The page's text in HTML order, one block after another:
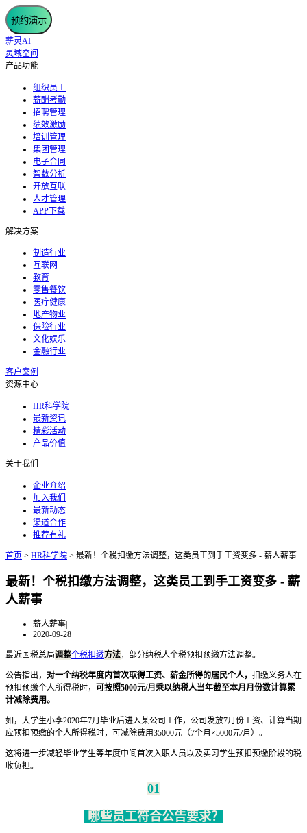
预约演示
薪灵AI
灵域空间
产品功能
组织员工
薪酬考勤
招聘管理
绩效激励
培训管理
集团管理
电子合同
智数分析
开放互联
人才管理
APP下载
解决方案
制造行业
互联网
教育
零售餐饮
医疗健康
地产物业
保险行业
文化娱乐
金融行业
客户案例
资源中心
HR科学院
最新资讯
精彩活动
产品价值
关于我们
企业介绍
加入我们
最新动态
渠道合作
推荐有礼
首页 > HR科学院 > 最新！个税扣缴方法调整，这类员工到手工资变多 - 薪人薪事
最新！个税扣缴方法调整，这类员工到手工资变多 - 薪
人薪事
薪人薪事|
2020-09-28
最近国税总局调整个税扣缴方法，部分纳税人个税预扣预缴方法调整。
公告指出， 对一个纳税年度内首次取得工资、薪金所得的居民个人， 扣缴义务人在
预扣预缴个人所得税时， 可按照5000元/月乘以纳税人当年截至本月月份数计算累
计减除费用。
如，大学生小李2020年7月毕业后进入某公司工作，公司发放7月份工资、计算当期
应预扣预缴的个人所得税时，可减除费用35000元（7个月×5000元/月）。
这将进一步减轻毕业学生等年度中间首次入职人员以及实习学生预扣预缴阶段的税
收负担。
01
哪些员工符合公告要求？